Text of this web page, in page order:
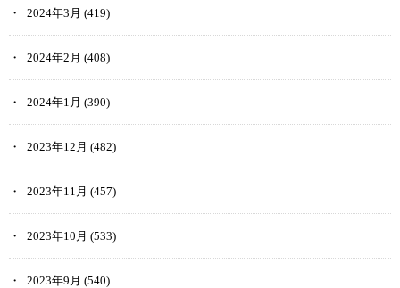
2024年3月 (419)
2024年2月 (408)
2024年1月 (390)
2023年12月 (482)
2023年11月 (457)
2023年10月 (533)
2023年9月 (540)